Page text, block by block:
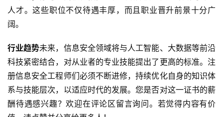
人才。这些职位不仅待遇丰厚，而且职业晋升前景十分广
阔。
行业趋势未来，信息安全领域将与人工智能、大数据等前沿
科技紧密结合，对从业者的专业技能提出了更高的标准。注
册信息安全工程师们必须不断进修，持续优化自身的知识体
系与技能层次，以适应时代的发展。您是否对这一证书的薪
酬待遇感兴趣？欢迎在评论区留言询问。若觉得内容有价